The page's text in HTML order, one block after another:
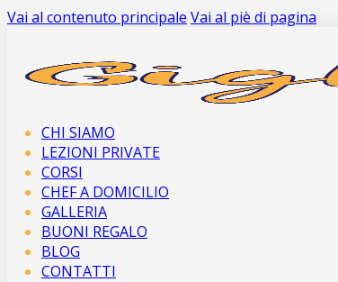
Vai al contenuto principale Vai al piè di pagina
CHI SIAMO
LEZIONI PRIVATE
CORSI
CHEF A DOMICILIO
GALLERIA
BUONI REGALO
BLOG
CONTATTI